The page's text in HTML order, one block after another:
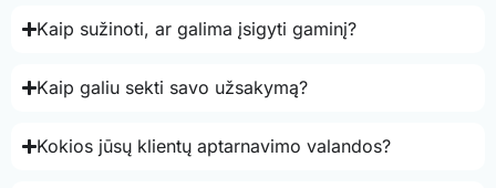
Kaip sužinoti, ar galima įsigyti gaminį?
Kaip galiu sekti savo užsakymą?
Kokios jūsų klientų aptarnavimo valandos?